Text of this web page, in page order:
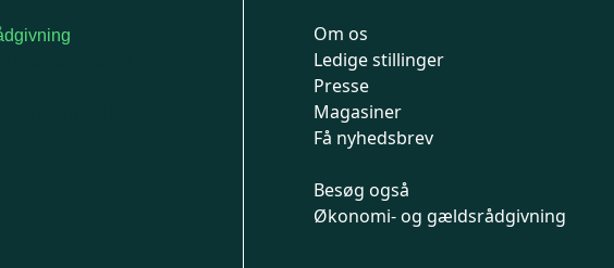
Om os
Ledige stillinger
Presse
Magasiner
Få nyhedsbrev
Besøg også
Økonomi- og gældsrådgivning